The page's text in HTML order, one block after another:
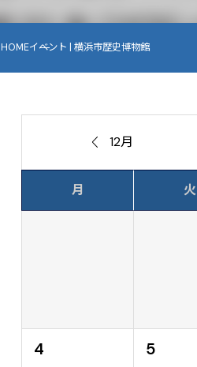
HOMEイベント | 横浜市歴史博物館
 12月
月 火
4 5